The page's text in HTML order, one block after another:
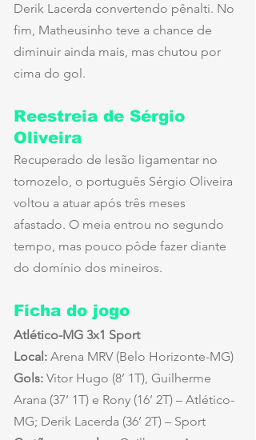
Derik Lacerda convertendo pênalti. No
fim, Matheusinho teve a chance de
diminuir ainda mais, mas chutou por
cima do gol.
Reestreia de Sérgio
Oliveira
Recuperado de lesão ligamentar no
tornozelo, o português Sérgio Oliveira
voltou a atuar após três meses
afastado. O meia entrou no segundo
tempo, mas pouco pôde fazer diante
do domínio dos mineiros.
Ficha do jogo
Atlético-MG 3x1 Sport
Local: Arena MRV (Belo Horizonte-MG)
Gols: Vitor Hugo (8’ 1T), Guilherme
Arana (37’ 1T) e Rony (16’ 2T) – Atlético-
MG; Derik Lacerda (36’ 2T) – Sport